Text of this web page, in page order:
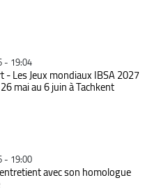
- 19:04
- Les Jeux mondiaux IBSA 2027
mai au 6 juin à Tachkent
- 19:00
avec son homologue